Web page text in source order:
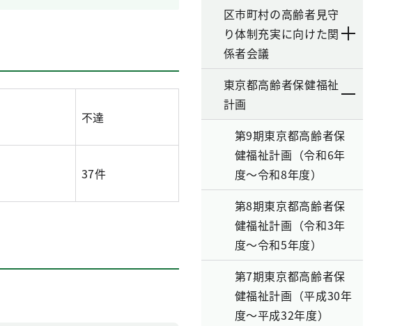
不達
37件
区市町村の高齢者見守
り体制充実に向けた関
係者会議
東京都高齢者保健福祉
計画
第9期東京都高齢者保
健福祉計画（令和6年
度～令和8年度）
第8期東京都高齢者保
健福祉計画（令和3年
度～令和5年度）
第7期東京都高齢者保
健福祉計画（平成30年
度～平成32年度）